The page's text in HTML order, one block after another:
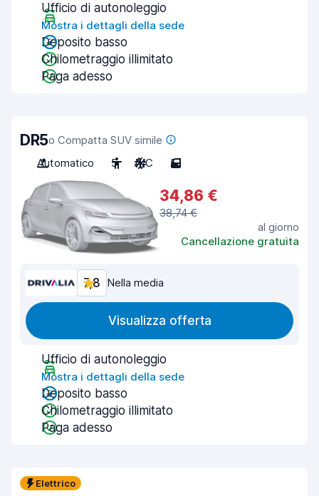
Ufficio di autonoleggio
Mostra i dettagli della sede
Deposito basso
Chilometraggio illimitato
Paga adesso
DR5o Compatta SUV simile
Automatico
5 A/C 5
34,86 €
38,74 €
al giorno
Cancellazione gratuita
7,8 Nella media
Visualizza offerta
Ufficio di autonoleggio
Mostra i dettagli della sede
Deposito basso
Chilometraggio illimitato
Paga adesso
Elettrico